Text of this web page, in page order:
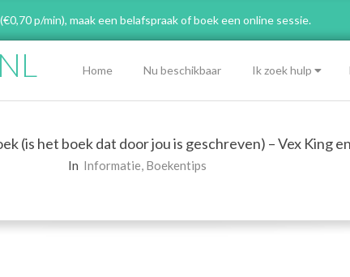
p/min), maak een belafspraakof boek een online sessie.
Menu
Home Nu beschikbaar Ik zoek hulp
(is het boek dat door jou is geschreven) – Vex King
In Informatie, Boekentips